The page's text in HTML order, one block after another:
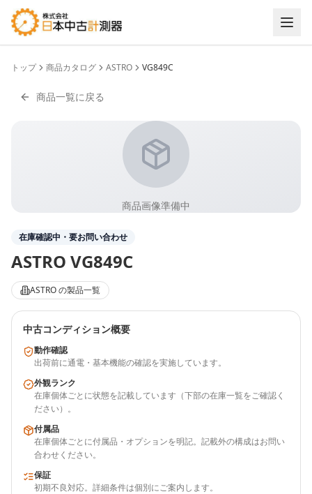
トップ 商品カタログ ASTRO VG849C
商品一覧に戻る
商品画像準備中
在庫確認中・要お問い合わせ
ASTRO VG849C
ASTROの製品一覧
中古コンディション概要
動作確認
出荷前に通電・基本機能の確認を実施しています。
外観ランク
在庫個体ごとに状態を記載しています（下部の在庫一覧をご確認く
ださい）。
付属品
在庫個体ごとに付属品・オプションを明記。記載外の構成はお問い
合わせください。
保証
初期不良対応。詳細条件は個別にご案内します。